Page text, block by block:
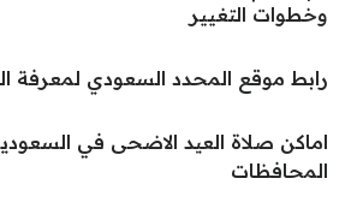
وخطوات التغيير
رابط موقع المحدد السعودي لمعرفة
المحافظات